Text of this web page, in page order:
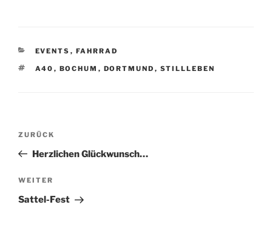
KATEGORIEN
EVENTS , FAHRRAD
SCHLAGWÖRTER
A40 , BOCHUM , DORTMUND , STILLLEBEN
Beitragsnavigation
Vorheriger
Beitrag
ZURÜCK
Herzlichen Glückwunsch…
Nächster
Beitrag
WEITER
Sattel-Fest